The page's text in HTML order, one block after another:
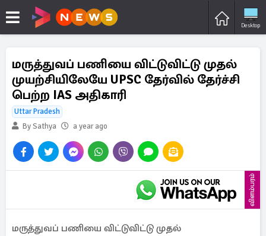
Desktop
மருத்துவப் பணியை விட்டுவிட்டு முதல்
முயற்சியிலேயே UPSC தேர்வில் தேர்ச்சி
பெற்ற IAS அதிகாரி
Uttar Pradesh
By Sathya
a year ago
விளம்பரம்
மருத்துவப் பணியை விட்டுவிட்டு முதல்